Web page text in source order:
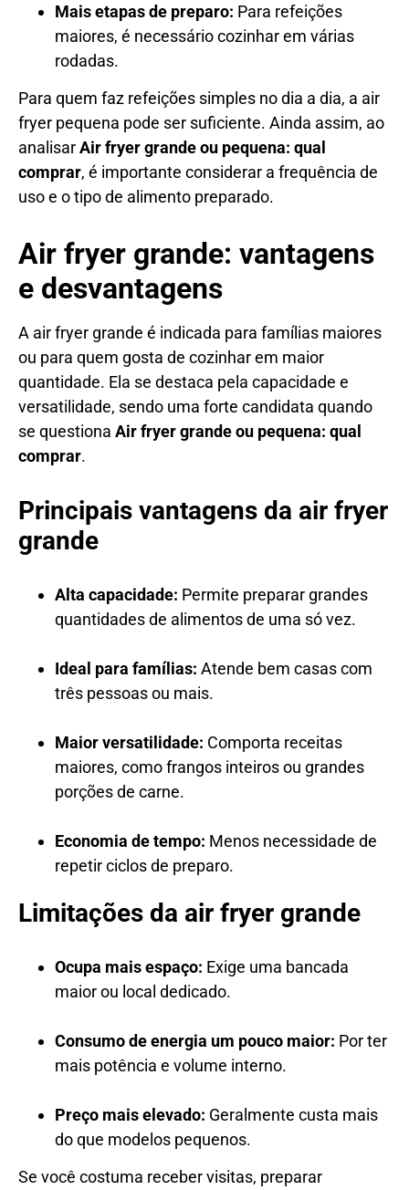
Mais etapas de preparo: Para refeições
maiores, é necessário cozinhar em várias
rodadas.
Para quem faz refeições simples no dia a dia, a air
fryer pequena pode ser suficiente. Ainda assim, ao
analisarAir fryer grande ou pequena: qual
comprar, é importante considerar a frequência de
uso e o tipo de alimento preparado.
Air fryer grande: vantagens
e desvantagens
A air fryer grande é indicada para famílias maiores
ou para quem gosta de cozinhar em maior
quantidade. Ela se destaca pela capacidade e
versatilidade, sendo uma forte candidata quando
se questiona Air fryer grande ou pequena: qual
comprar.
Principais vantagens da air fryer
grande
Alta capacidade: Permite preparar grandes
quantidades de alimentos de uma só vez.
Ideal para famílias: Atende bem casas com
três pessoas ou mais.
Maior versatilidade: Comporta receitas
maiores, como frangos inteiros ou grandes
porções de carne.
Economia de tempo: Menos necessidade de
repetir ciclos de preparo.
Limitações da air fryer grande
Ocupa mais espaço: Exige uma bancada
maior ou local dedicado.
Consumo de energia um pouco maior: Por ter
mais potência e volume interno.
Preço mais elevado: Geralmente custa mais
do que modelos pequenos.
Se você costuma receber visitas, preparar